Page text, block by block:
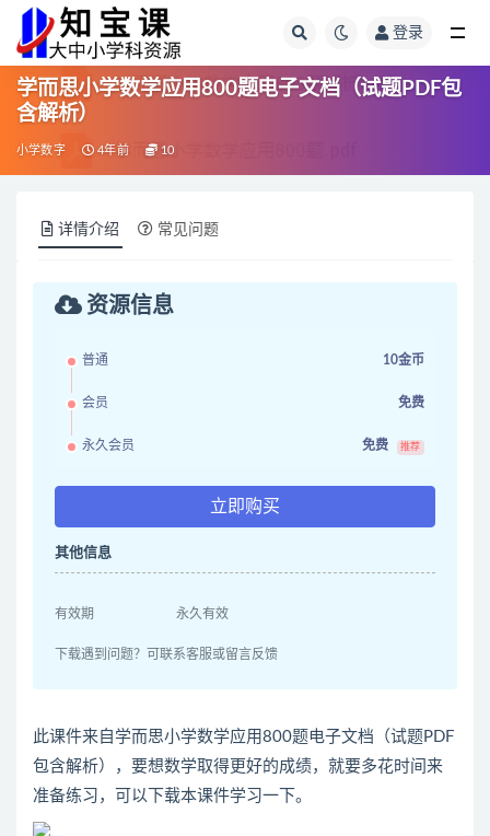
登录
学而思小学数学应用800题电子文档（试题PDF包
含解析）
小学数字 4年前 10
详情介绍 常见问题
资源信息
普通 10金币
会员 免费
永久会员 免费 推荐
立即购买
其他信息
有效期 永久有效
下载遇到问题？可联系客服或留言反馈
此课件来自学而思小学数学应用800题电子文档（试题PDF
包含解析），要想数学取得更好的成绩，就要多花时间来
准备练习，可以下载本课件学习一下。
全部